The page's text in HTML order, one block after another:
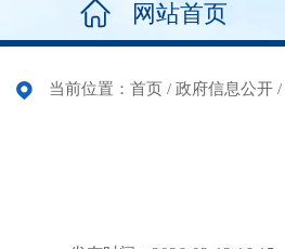
网站首页
当前位置： 首页 / 政府信息公开 /